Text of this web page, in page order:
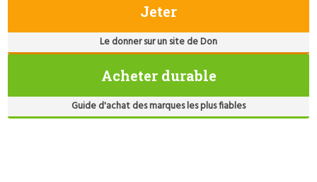
Jeter
Le donner sur un site de Don
Acheter durable
Guide d'achat des marques les plus fiables